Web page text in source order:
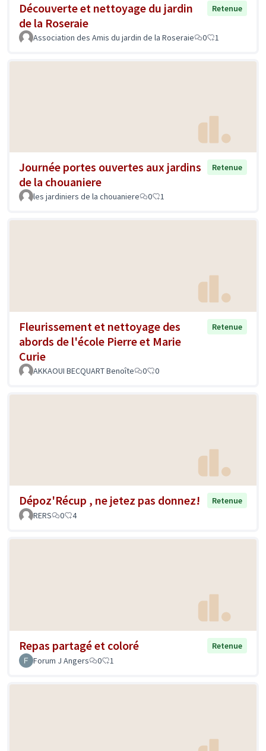
Découverte et nettoyage du jardin
de la Roseraie
Retenue
Association des Amis du jardin de la Roseraie 0 1
Journée portes ouvertes aux jardins
de la chouaniere
Retenue
les jardiniers de la chouaniere 0 1
Fleurissement et nettoyage des
abords de l'école Pierre et Marie
Curie
Retenue
AKKAOUI BECQUART Benoîte 0 0
Dépoz'Récup , ne jetez pas donnez!
Retenue
RERS
0 4
Repas partagé et coloré
Retenue
Forum J Angers
0 1